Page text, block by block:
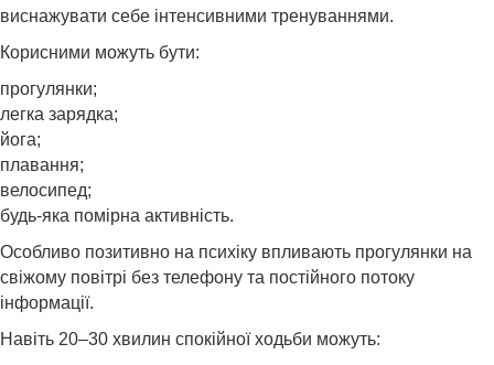
виснажувати себе інтенсивними тренуваннями.
Корисними можуть бути:
прогулянки;
легка зарядка;
йога;
плавання;
велосипед;
будь-яка помірна активність.
Особливо позитивно на психіку впливають прогулянки на
свіжому повітрі без телефону та постійного потоку
інформації.
Навіть 20–30 хвилин спокійної ходьби можуть: